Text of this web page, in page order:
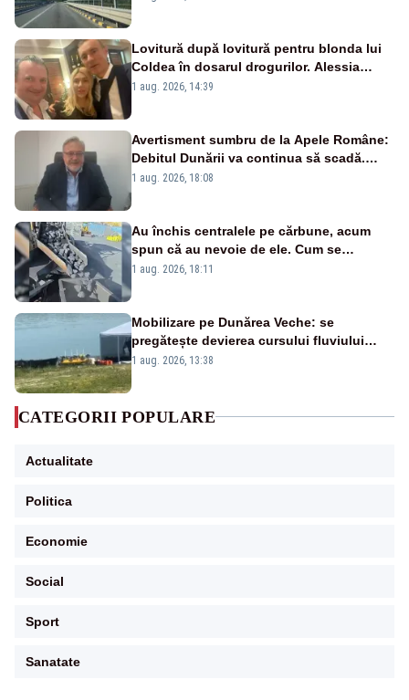
Lovitură după lovitură pentru blonda lui
Coldea în dosarul drogurilor. Alessia
Păcuraru explică decizia magistraților
1 aug. 2026, 14:39
Avertisment sumbru de la Apele Române:
Debitul Dunării va continua să scadă.
Cernavodă s-ar putea închide în 4 zile
1 aug. 2026, 18:08
Au închis centralele pe cărbune, acum
spun că au nevoie de ele. Cum se
pasează vina în plină criză energetică
1 aug. 2026, 18:11
Mobilizare pe Dunărea Veche: se
pregătește devierea cursului fluviului
către Cernavodă – VIDEO
1 aug. 2026, 13:38
CATEGORII POPULARE
Actualitate
Politica
Economie
Social
Sport
Sanatate